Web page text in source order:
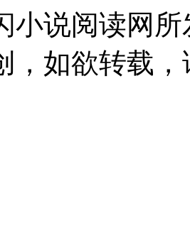
小说阅读网
，如欲转载